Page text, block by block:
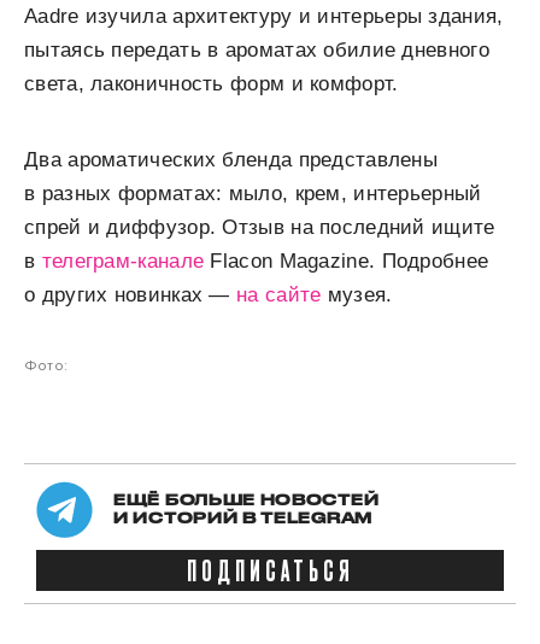
Aadre изучила архитектуру и интерьеры здания,
пытаясь передать в ароматах обилие дневного
света, лаконичность форм и комфорт.
Два ароматических бленда представлены
в разных форматах: мыло, крем, интерьерный
спрей и диффузор. Отзыв на последний ищите
в телеграм-канале Flacon Magazine. Подробнее
о других новинках — на сайте музея.
Фото:
ЕЩЁ БОЛЬШЕ НОВОСТЕЙ
И ИСТОРИЙ В TELEGRAM
ПОДПИСАТЬСЯ